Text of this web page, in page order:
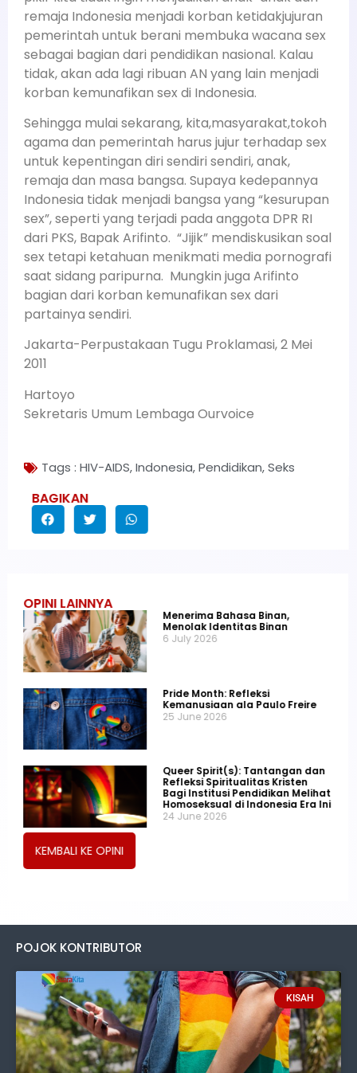
remaja Indonesia menjadi korban ketidakjujuran
pemerintah untuk berani membuka wacana sex
sebagai bagian dari pendidikan nasional. Kalau
tidak, akan ada lagi ribuan AN yang lain menjadi
korban kemunafikan sex di Indonesia.
Sehingga mulai sekarang, kita,masyarakat,tokoh
agama dan pemerintah harus jujur terhadap sex
untuk kepentingan diri sendiri sendiri, anak,
remaja dan masa bangsa. Supaya kedepannya
Indonesia tidak menjadi bangsa yang “kesurupan
sex”, seperti yang terjadi pada anggota DPR RI
dari PKS, Bapak Arifinto. “Jijik” mendiskusikan soal
sex tetapi ketahuan menikmati media pornografi
saat sidang paripurna. Mungkin juga Arifinto
bagian dari korban kemunafikan sex dari
partainya sendiri.
Jakarta-Perpustakaan Tugu Proklamasi, 2 Mei
2011
Hartoyo
Sekretaris Umum Lembaga Ourvoice
Tags : HIV-AIDS,Indonesia,Pendidikan,Seks
BAGIKAN
OPINI LAINNYA
Menerima Bahasa Binan,
Menolak Identitas Binan
6 July 2026
Pride Month: Refleksi
Kemanusiaan ala Paulo Freire
25 June 2026
Queer Spirit(s): Tantangan dan
Refleksi Spiritualitas Kristen
Bagi Institusi Pendidikan Melihat
Homoseksual di Indonesia Era Ini
24 June 2026
KEMBALI KE OPINI
POJOK KONTRIBUTOR
KISAH